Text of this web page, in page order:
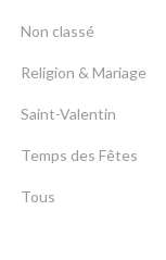
Non classé
Religion & Mariage
Saint-Valentin
Temps des Fêtes
Tous